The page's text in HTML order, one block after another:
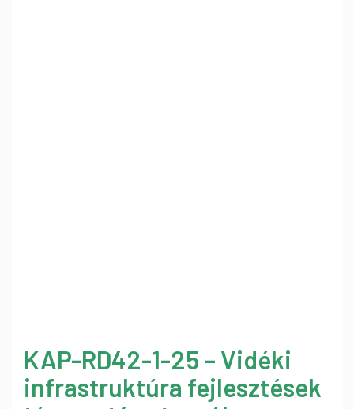
KAP-RD42-1-25 – Vidéki
infrastruktúra fejlesztések